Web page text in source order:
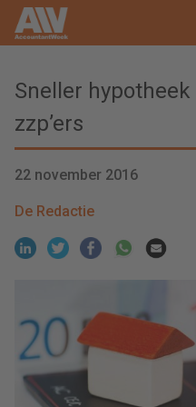
Sneller
zzp’ers
22 november 2016
De Redactie